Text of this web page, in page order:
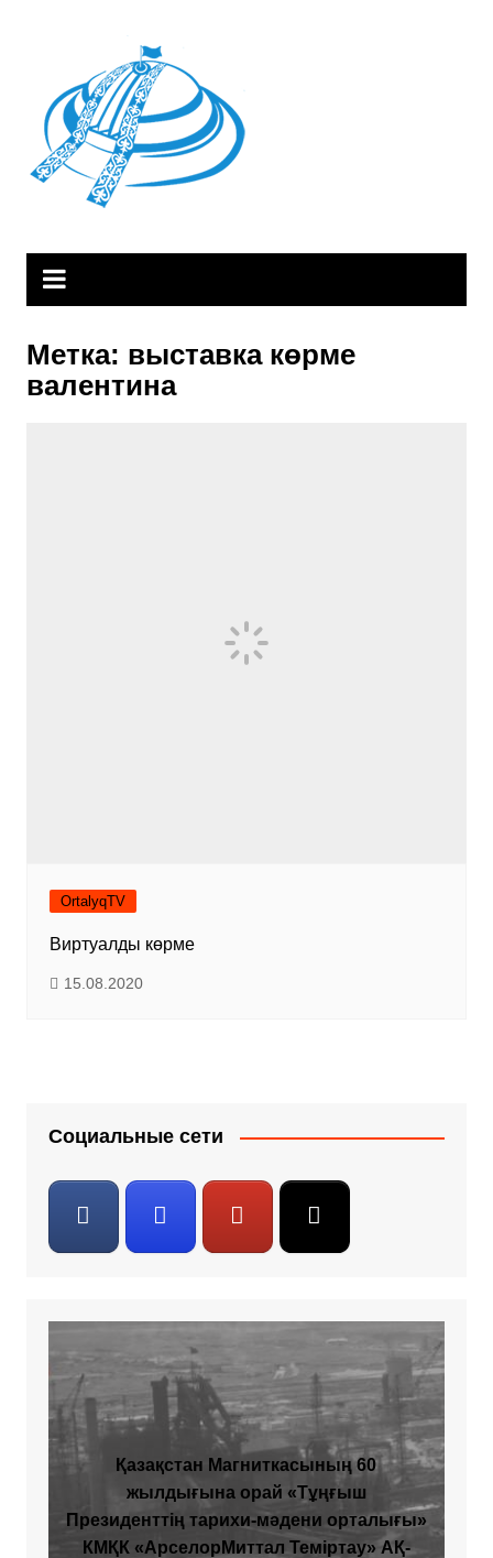
Метка: выставка көрме
валентина
OrtalyqTV
Виртуалды көрме
15.08.2020
Социальные сети
Қазақстан Магниткасының 60
жылдығына орай «Тұңғыш
Президенттің тарихи-мәдени орталығы»
КМҚК «АрселорМиттал Теміртау» АҚ-